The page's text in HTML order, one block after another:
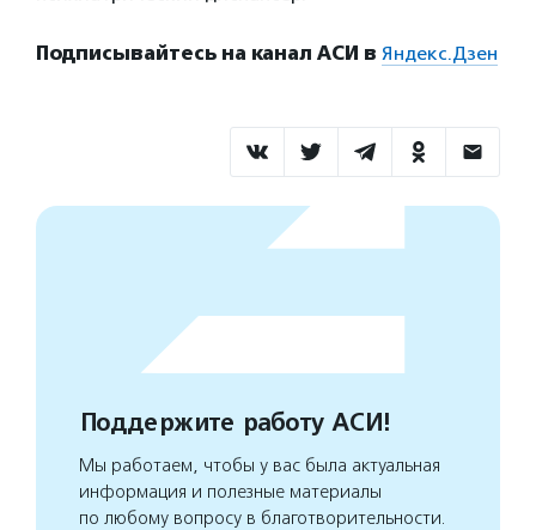
Подписывайтесь на канал АСИ в Яндекс.Дзен
Поддержите работу АСИ!
Мы работаем, чтобы у вас была актуальная
информация и полезные материалы
по любому вопросу в благотворительности.